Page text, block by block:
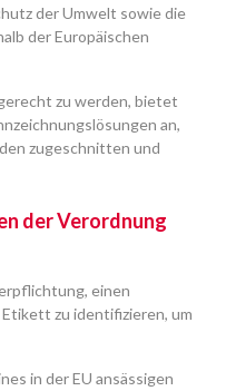
der Umwelt sowie die
der Europäischen
zu werden, bietet
an,
zugeschnitten und
der Verordnung
einen
zu identifizieren, um
in der EU ansässigen